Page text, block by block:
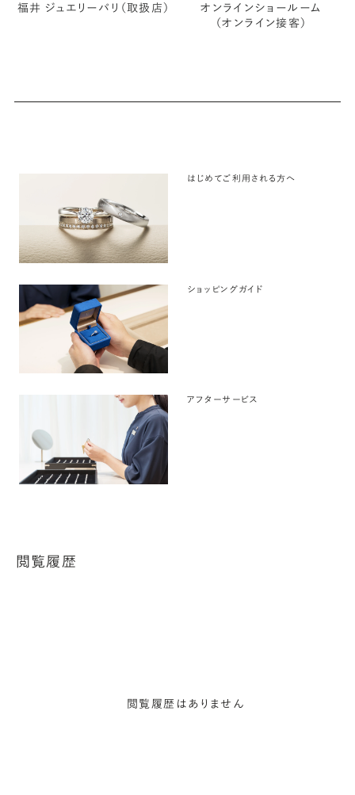
福井 ジュエリーパリ（取扱店）
オンラインショールーム
（オンライン接客）
はじめてご利用される方へ
ショッピングガイド
アフターサービス
閲覧履歴
閲覧履歴はありません